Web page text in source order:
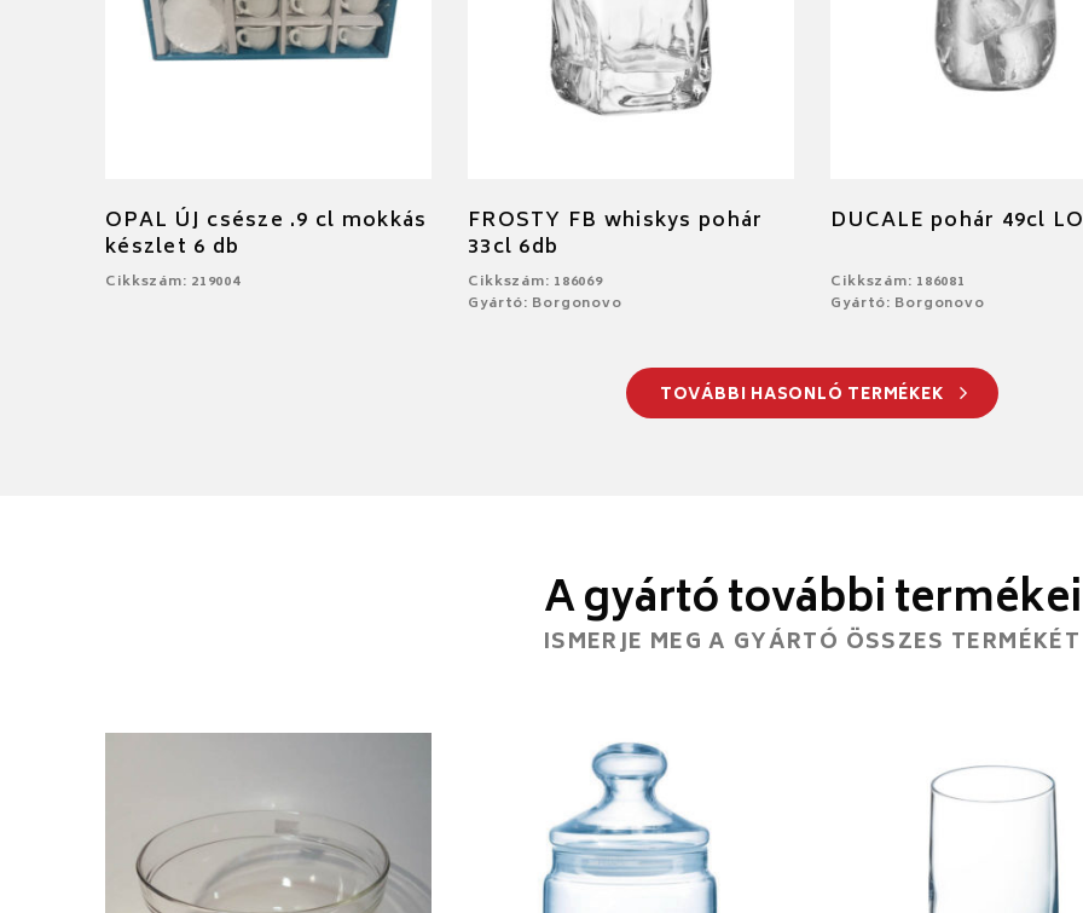
OPAL ÚJ csésze .9 cl mokkás
készlet 6 db
Cikkszám: 219004
FROSTY FB whiskys pohár
33cl 6db
Cikkszám: 186069
Gyártó: Borgonovo
DUCALE pohár 49cl
Cikkszám: 186081
Gyártó: Borgonovo
TOVÁBBI HASONLÓ TERMÉKEK
A gyártó további termékei
ISMERJE MEG A GYÁRTÓ ÖSSZES TERMÉKÉT